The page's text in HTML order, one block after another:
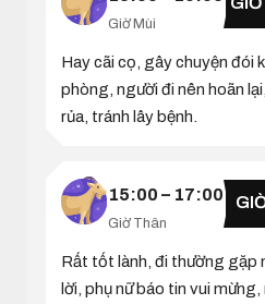
Giờ Mùi
Hay cãi cọ, gây chuyện đói
phòng, người đi nên hoãn
rủa, tránh lây bệnh.
15:00 – 17:00
Giờ Thân
Rất tốt lành, đi thường gặp
lời, phụ nữ báo tin vui mừng,